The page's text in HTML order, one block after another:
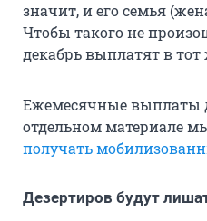
значит, и его семья
Чтобы такого не
декабрь выплатят в
Ежемесячные выплаты
отдельном материале
получать
Дезертиров будут